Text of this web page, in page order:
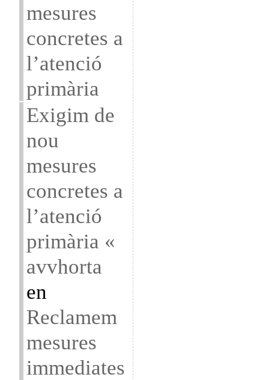
mesures
concretes a
l’atenció
primària
Exigim de
nou
mesures
concretes a
l’atenció
primària «
avvhorta
en
Reclamem
mesures
immediates